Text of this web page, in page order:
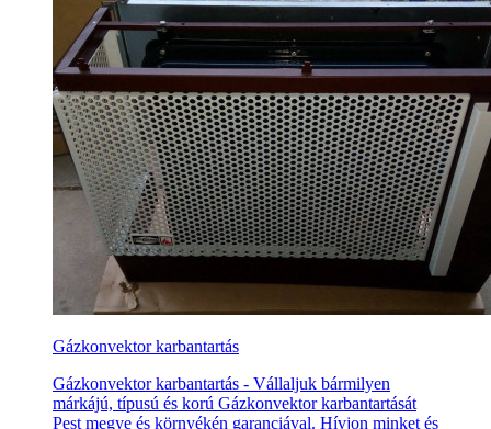
Gázkonvektor karbantartás
Gázkonvektor karbantartás - Vállaljuk bármilyen
márkájú, típusú és korú Gázkonvektor karbantartását
Pest megye és környékén garanciával. Hívjon minket és